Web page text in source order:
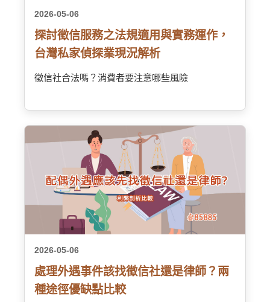
2026-05-06
探討徵信服務之法規適用與實務運作，
台灣私家偵探業現況解析
徵信社合法嗎？消費者要注意哪些風險
2026-05-06
處理外遇事件該找徵信社還是律師？兩
種途徑優缺點比較